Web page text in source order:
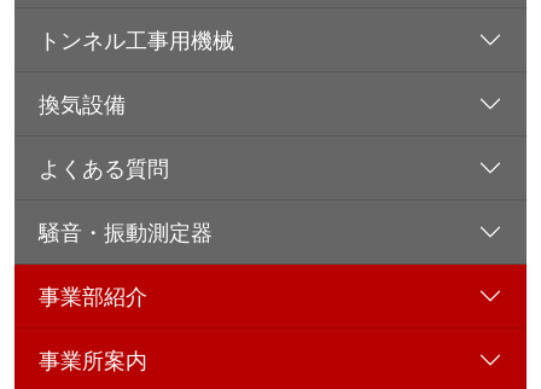
トンネル工事用機械
換気設備
よくある質問
騒音・振動測定器
事業部紹介
事業所案内